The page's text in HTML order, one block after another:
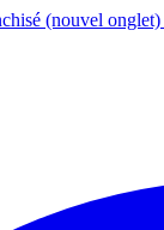
(nouvel onglet)